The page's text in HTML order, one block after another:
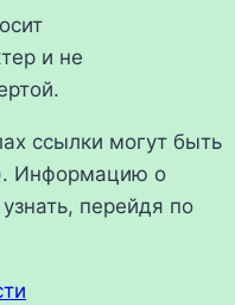
и не
ссылки могут быть
Информацию о
перейдя по